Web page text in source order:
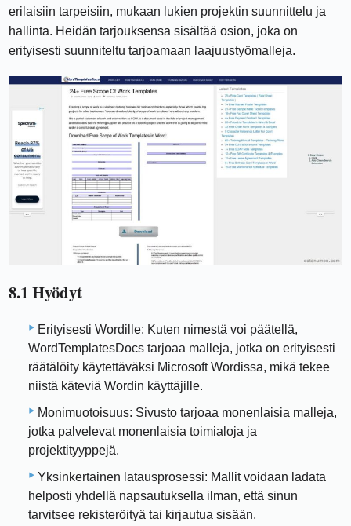
erilaisiin tarpeisiin, mukaan lukien projektin suunnittelu ja
hallinta. Heidän tarjouksensa sisältää osion, joka on
erityisesti suunniteltu tarjoamaan laajuustyömalleja.
8.1 Hyödyt
Erityisesti Wordille: Kuten nimestä voi päätellä,
WordTemplatesDocs tarjoaa malleja, jotka on erityisesti
räätälöity käytettäväksi Microsoft Wordissa, mikä tekee
niistä käteviä Wordin käyttäjille.
Monimuotoisuus: Sivusto tarjoaa monenlaisia ​​malleja,
jotka palvelevat monenlaisia ​​toimialoja ja
projektityyppejä.
Yksinkertainen latausprosessi: Mallit voidaan ladata
helposti yhdellä napsautuksella ilman, että sinun
tarvitsee rekisteröityä tai kirjautua sisään.